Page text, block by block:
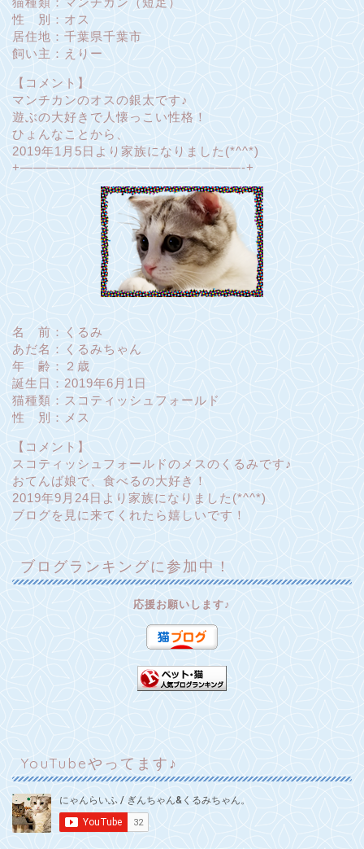
性 別：オス
居住地：千葉県千葉市
飼い主：えりー
【コメント】
マンチカンのオスの銀太です♪
遊ぶの大好きで人懐っこい性格！
ひょんなことから、
2019年1月5日より家族になりました(*^^*)
+—————————————————-+
名 前：くるみ
あだ名：くるみちゃん
年 齢：２歳
誕生日：2019年6月1日
猫種類：スコティッシュフォールド
性 別：メス
【コメント】
スコティッシュフォールドのメスのくるみです♪
おてんば娘で、食べるの大好き！
2019年9月24日より家族になりました(*^^*)
ブログを見に来てくれたら嬉しいです！
ブログランキングに参加中！
応援お願いします♪
YouTubeやってます♪